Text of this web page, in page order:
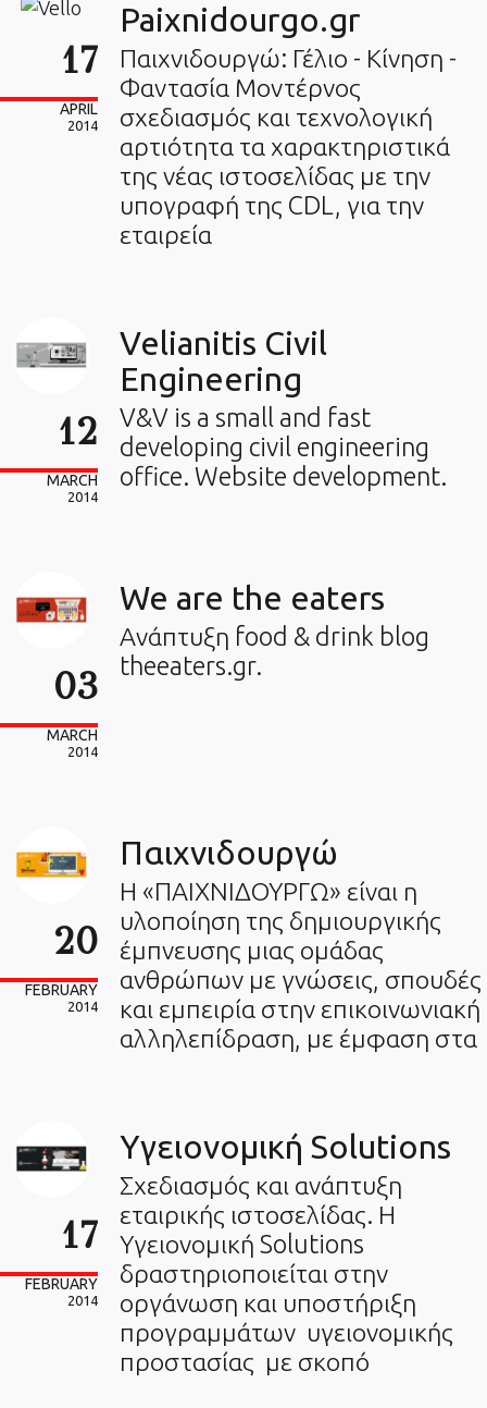
17
APRIL
2014
Paixnidourgo.gr
Παιχνιδουργώ: Γέλιο - Κίνηση -
Φαντασία Μοντέρνος
σχεδιασμός και τεχνολογική
αρτιότητα τα χαρακτηριστικά
της νέας ιστοσελίδας με την
υπογραφή της CDL, για την
εταιρεία
12
MARCH
2014
Velianitis Civil
Engineering
V&V is a small and fast
developing civil engineering
office. Website development.
03
MARCH
2014
We are the eaters
Ανάπτυξη food & drink blog
theeaters.gr.
20
FEBRUARY
2014
Παιχνιδουργώ
Η «ΠΑΙΧΝΙΔΟΥΡΓΩ» είναι η
υλοποίηση της δημιουργικής
έμπνευσης μιας ομάδας
ανθρώπων με γνώσεις, σπουδές
και εμπειρία στην επικοινωνιακή
αλληλεπίδραση, με έμφαση στα
17
FEBRUARY
2014
Υγειονομική Solutions
Σχεδιασμός και ανάπτυξη
εταιρικής ιστοσελίδας. Η
Υγειονομική Solutions
δραστηριοποιείται στην
οργάνωση και υποστήριξη
προγραμμάτων υγειονομικής
προστασίας με σκοπό